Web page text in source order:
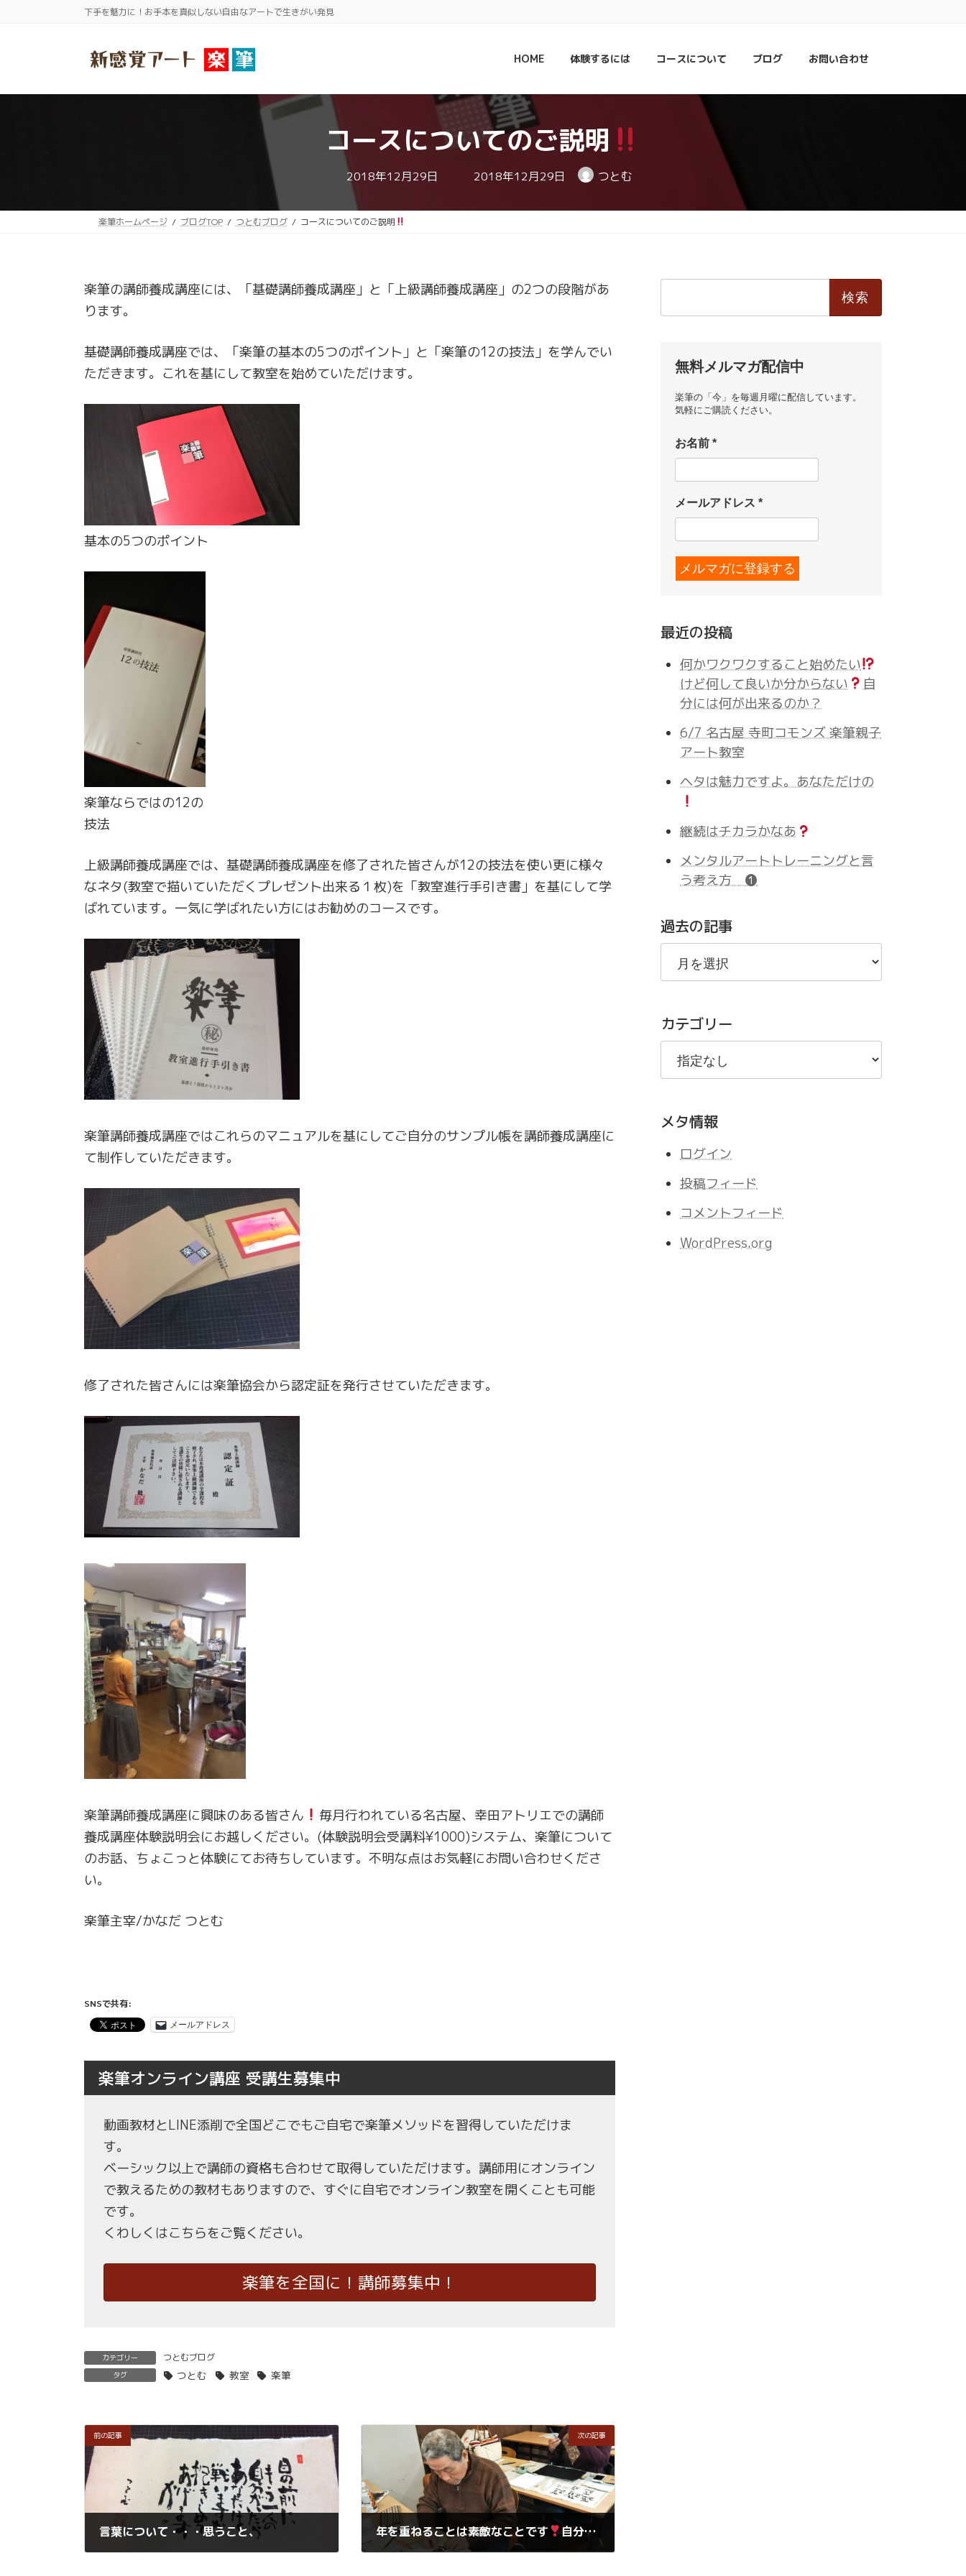
下手を魅力に！お手本を真似しない自由なアートで生きがい発見
HOME 体験するには コースについて ブログ お問い合わせ
コースについてのご説明
2018年12月29日 最
終
日
2018年12月29日 つとむ
楽筆ホームページ ブログTOP つとむブログ コースについてのご説明
楽筆の講師養成講座には、「基礎講師養成講座」と「上級講師養成講座」の2つの段階があ
ります。
基礎講師養成講座では、「楽筆の基本の5つのポイント」と「楽筆の12の技法」を学んでい
ただきます。これを基にして教室を始めていただけます。
基本の5つのポイント
楽筆ならではの12の
技法
上級講師養成講座では、基礎講師養成講座を修了された皆さんが12の技法を使い更に様々
なネタ(教室で描いていただくプレゼント出来る１枚)を「教室進行手引き書」を基にして学
ばれています。一気に学ばれたい方にはお勧めのコースです。
楽筆講師養成講座ではこれらのマニュアルを基にしてご自分のサンプル帳を講師養成講座に
て制作していただきます。
修了された皆さんには楽筆協会から認定証を発行させていただきます。
楽筆講師養成講座に興味のある皆さん
毎月行われている名古屋、幸田アトリエでの講師
養成講座体験説明会にお越しください。(体験説明会受講料¥1000)システム、楽筆について
のお話、ちょこっと体験にてお待ちしています。不明な点はお気軽にお問い合わせくださ
い。
楽筆主宰/かなだ つとむ
SNSで共有:
メールアドレス
楽筆オンライン講座 受講生募集中
動画教材とLINE添削で全国どこでもご自宅で楽筆メソッドを習得していただけま
す。
ベーシック以上で講師の資格も合わせて取得していただけます。講師用にオンライン
で教えるための教材もありますので、すぐに自宅でオンライン教室を開くことも可能
です。
くわしくはこちらをご覧ください。
楽筆を全国に！講師募集中！
カテゴリー つとむブログ
タグ つとむ 教室 楽筆
前の記事
言葉について・・・思うこと、
次の記事
年を重ねることは素敵なことです 自分を楽しむ時間を
無料メルマガ配信中
楽筆の「今」を毎週月曜に配信しています。
気軽にご購読ください。
お名前*
メールアドレス*
最近の投稿
何かワクワクすること始めたい
けど何して良いか分からない
自
分には何が出来るのか？
6/7 名古屋 寺町コモンズ 楽筆親子
アート教室
ヘタは魅力ですよ。あなただけの
継続はチカラかなあ
メンタルアートトレーニングと言
う考え方 ❶
過去の記事
過
の
事
カテゴリー
メタ情報
ログイン
投稿フィード
コメントフィード
WordPress.org